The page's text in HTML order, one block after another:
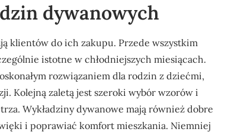
dywanowych
klientów do ich zakupu. Przede wszystkim
istotne w chłodniejszych miesiącach.
rozwiązaniem dla rodzin z dziećmi,
Kolejną zaletą jest szeroki wybór wzorów i
Wykładziny dywanowe mają również dobre
i poprawiać komfort mieszkania. Niemniej